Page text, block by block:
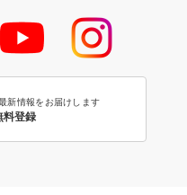
新情報をお届けします
料登録